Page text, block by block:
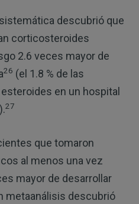
descubrió que
corticosteroides
2.6 veces mayor de
26 (el 1.8 % de las
en un hospital
27
que tomaron
al menos una vez
mayor de desarrollar
metaanálisis descubrió